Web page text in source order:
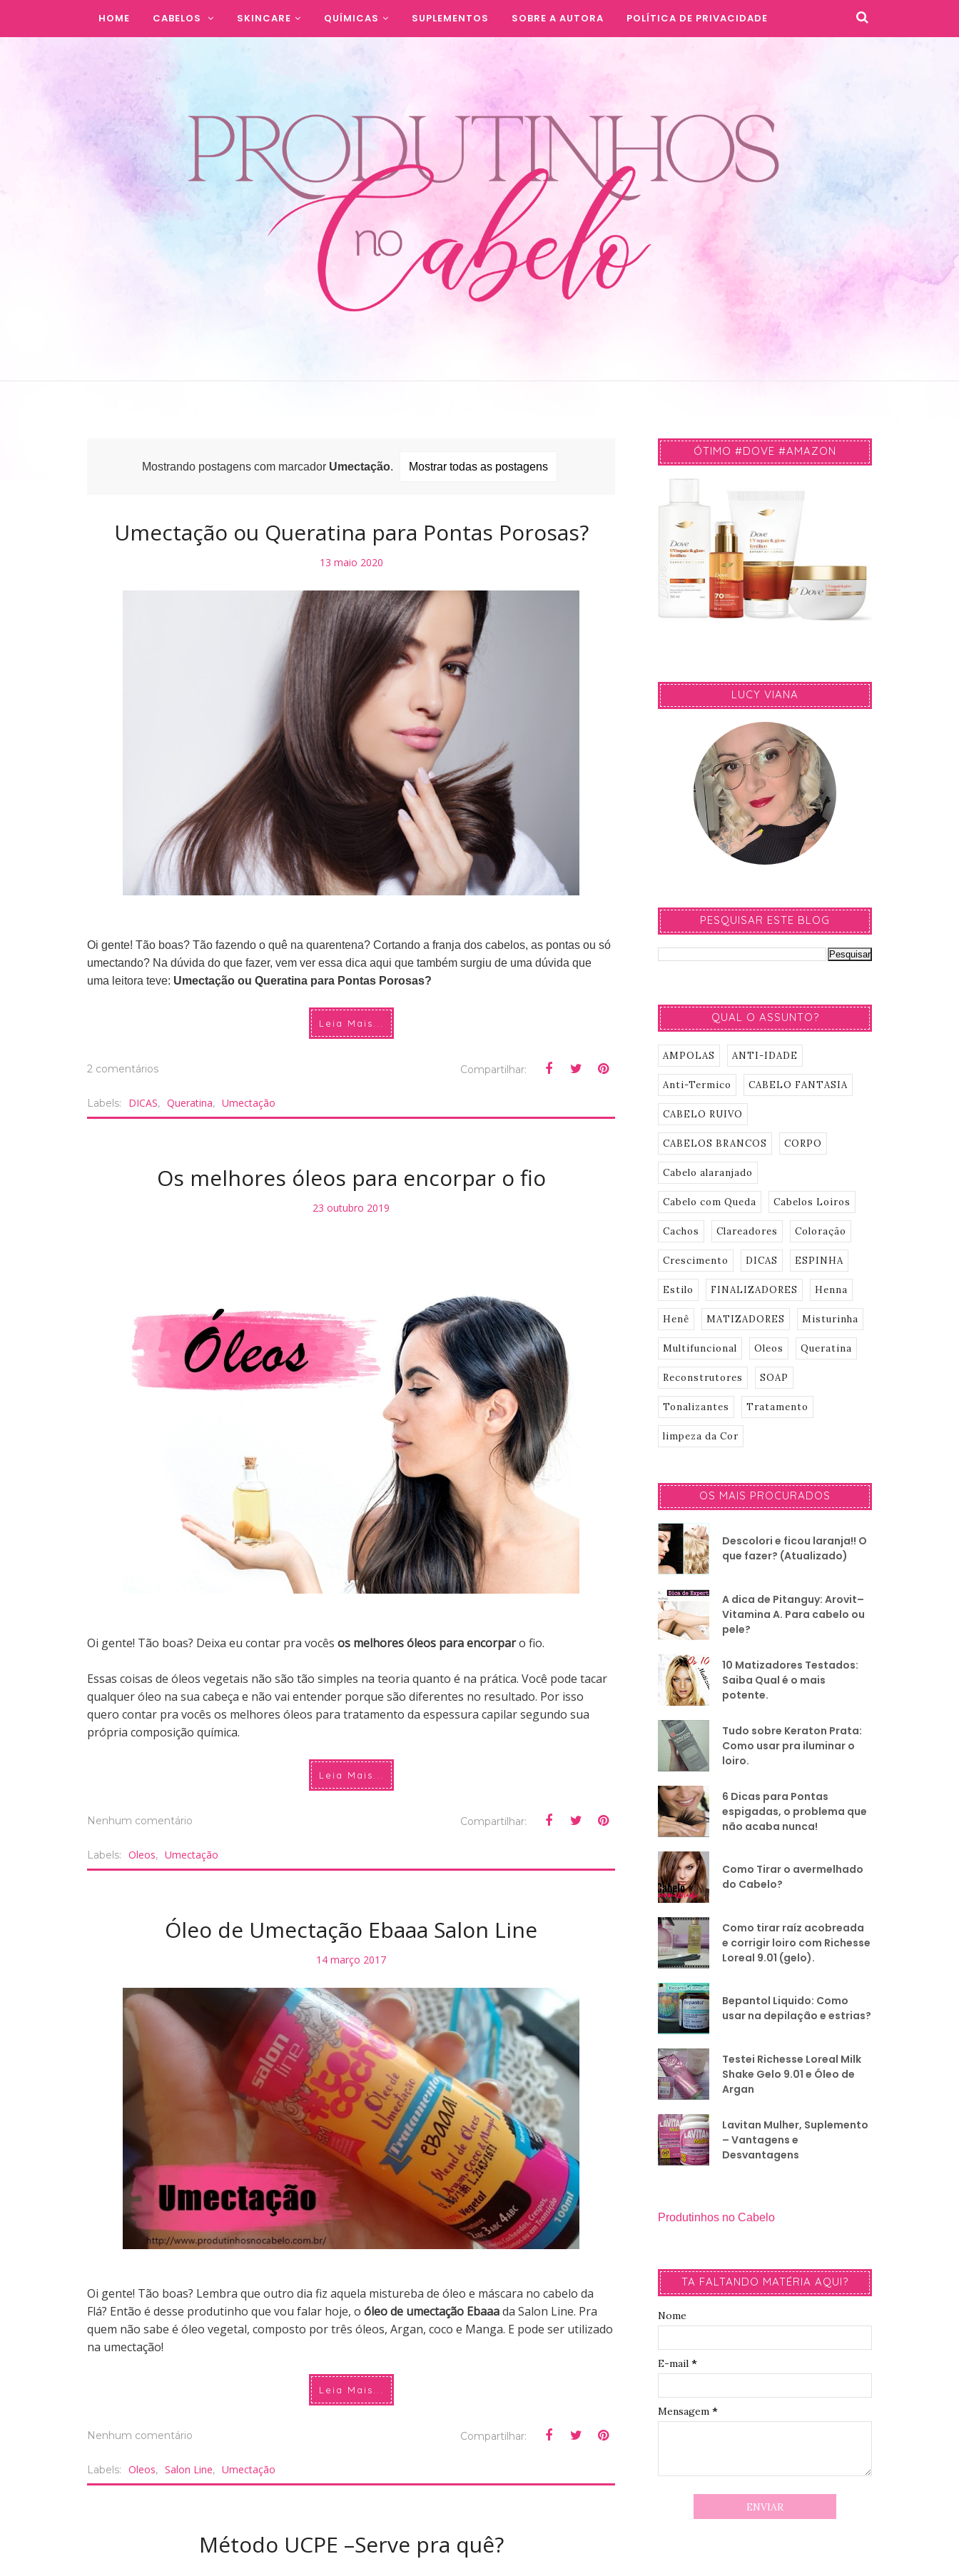
HOME CABELOS SKINCARE QUÍMICAS SUPLEMENTOS SOBRE A AUTORA POLÍTICA DE PRIVACIDADE
Mostrando postagens com marcador Umectação. Mostrar todas as postagens
Umectação ou Queratina para Pontas Porosas?
13 maio 2020
Oi gente! Tão boas? Tão fazendo o quê na quarentena? Cortando a franja dos cabelos, as pontas ou só
umectando? Na dúvida do que fazer, vem ver essa dica aqui que também surgiu de uma dúvida que
uma leitora teve: Umectação ou Queratina para Pontas Porosas?
Leia Mais...
2 comentários Compartilhar:
Labels: DICAS, Queratina, Umectação
Os melhores óleos para encorpar o fio
23 outubro 2019
Oi gente! Tão boas? Deixa eu contar pra vocês os melhores óleos para encorparo fio.
Essas coisas de óleos vegetais não são tão simples na teoria quanto é na prática. Você pode tacar
qualquer óleo na sua cabeça e não vai entender porque são diferentes no resultado. Por isso
quero contar pra vocês os melhores óleos para tratamento da espessura capilar segundo sua
própria composição química.
Leia Mais...
Nenhum comentário Compartilhar:
Labels: Oleos, Umectação
Óleo de Umectação Ebaaa Salon Line
14 março 2017
Oi gente! Tão boas? Lembra que outro dia fiz aquela mistureba de óleo e máscara no cabelo da
Flá? Então é desse produtinho que vou falar hoje, o óleo de umectação Ebaaada Salon Line. Pra
quem não sabe é óleo vegetal, composto por três óleos, Argan, coco e Manga. E pode ser utilizado
na umectação!
Leia Mais...
Nenhum comentário Compartilhar:
Labels: Oleos, Salon Line, Umectação
Método UCPE –Serve pra quê?
ÓTIMO #DOVE #AMAZON
LUCY VIANA
PESQUISAR ESTE BLOG
QUAL O ASSUNTO?
AMPOLAS ANTI-IDADE
Anti-Termico CABELO FANTASIA
CABELO RUIVO
CABELOS BRANCOS CORPO
Cabelo alaranjado
Cabelo com Queda Cabelos Loiros
Cachos Clareadores Coloração
Crescimento DICAS ESPINHA
Estilo FINALIZADORES Henna
Henê MATIZADORES Misturinha
Multifuncional Oleos Queratina
Reconstrutores SOAP
Tonalizantes Tratamento
limpeza da Cor
OS MAIS PROCURADOS
Descolori e ficou laranja!! O
que fazer? (Atualizado)
A dica de Pitanguy: Arovit–
Vitamina A. Para cabelo ou
pele?
10 Matizadores Testados:
Saiba Qual é o mais
potente.
Tudo sobre Keraton Prata:
Como usar pra iluminar o
loiro.
6 Dicas para Pontas
espigadas, o problema que
não acaba nunca!
Como Tirar o avermelhado
do Cabelo?
Como tirar raíz acobreada
e corrigir loiro com Richesse
Loreal 9.01 (gelo).
Bepantol Liquido: Como
usar na depilação e estrias?
Testei Richesse Loreal Milk
Shake Gelo 9.01 e Óleo de
Argan
Lavitan Mulher, Suplemento
– Vantagens e
Desvantagens
Produtinhos no Cabelo
TA FALTANDO MATÉRIA AQUI?
Nome
E-mail *
Mensagem *